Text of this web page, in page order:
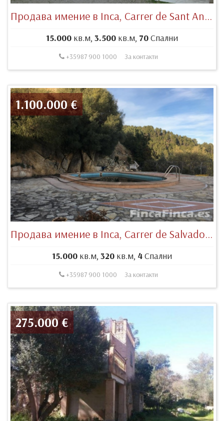
Продава имение в Inca, Carrer de Sant Antoni, 134, 07300 Inca, Illes Balears, España
15.000 кв.м, 3.500 кв.м, 70Спални
+35987 900 1000 За контакти
1.100.000 €
Продава имение в Inca, Carrer de Salvador Espriu, 5, 07300 Inca, Illes Balears, España
15.000 кв.м, 320 кв.м, 4Спални
+35987 900 1000 За контакти
275.000 €